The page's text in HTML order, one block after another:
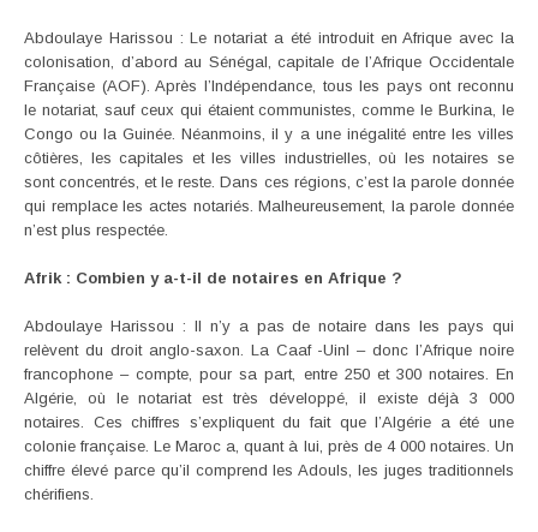
Abdoulaye Harissou : Le notariat a été introduit en Afrique avec la
colonisation, d’abord au Sénégal, capitale de l’Afrique Occidentale
Française (AOF). Après l’Indépendance, tous les pays ont reconnu
le notariat, sauf ceux qui étaient communistes, comme le Burkina, le
Congo ou la Guinée. Néanmoins, il y a une inégalité entre les villes
côtières, les capitales et les villes industrielles, où les notaires se
sont concentrés, et le reste. Dans ces régions, c’est la parole donnée
qui remplace les actes notariés. Malheureusement, la parole donnée
n’est plus respectée.
Afrik : Combien y a-t-il de notaires en Afrique ?
Abdoulaye Harissou : Il n’y a pas de notaire dans les pays qui
relèvent du droit anglo-saxon. La Caaf -Uinl – donc l’Afrique noire
francophone – compte, pour sa part, entre 250 et 300 notaires. En
Algérie, où le notariat est très développé, il existe déjà 3 000
notaires. Ces chiffres s’expliquent du fait que l’Algérie a été une
colonie française. Le Maroc a, quant à lui, près de 4 000 notaires. Un
chiffre élevé parce qu’il comprend les Adouls, les juges traditionnels
chérifiens.